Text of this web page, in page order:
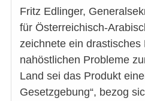
Fritz Edlinger,
für Österreichisch-
zeichnete ein drastisches
nahöstlichen Probleme
Land sei das Produkt
Gesetzgebung“, bezog